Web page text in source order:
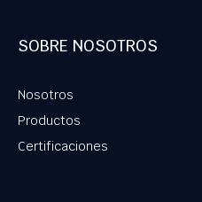
SOBRE NOSOTROS
Nosotros
Productos
Certificaciones